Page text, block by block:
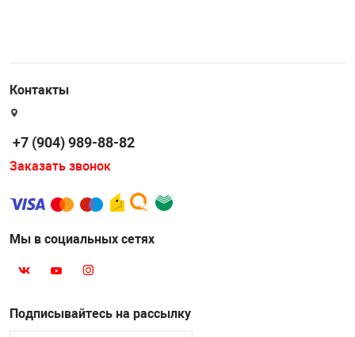
Контакты
+7 (904) 989-88-82
Заказать звонок
Мы в социальных сетях
Подписывайтесь на рассылку